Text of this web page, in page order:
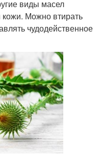
виды масел
кожи. Можно втирать
чудодейственное